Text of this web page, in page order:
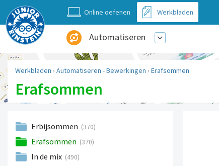
Online oefenen Werkbladen
Automatiseren
Werkbladen › Automatiseren - Bewerkingen › Erafsommen
Erafsommen
Erbijsommen (370)
Erafsommen (370)
In de mix (490)